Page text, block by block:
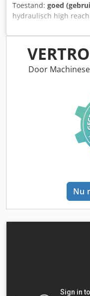
Toestand: goed
hydraulisch high
2018 Toepasselijk
Ja Crsdpfx Aowwtg
staat: goed Neem
meer informatie.
Door
Nu